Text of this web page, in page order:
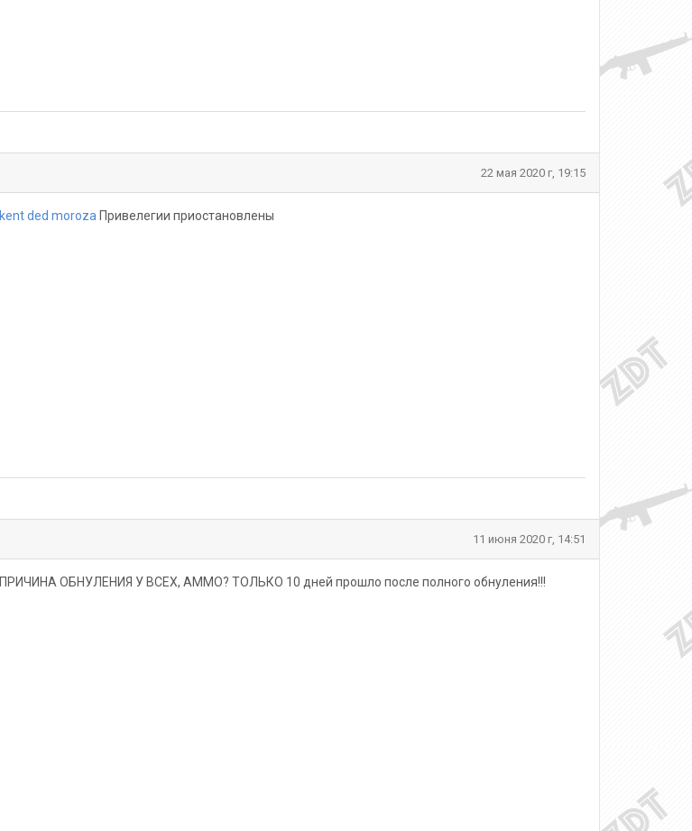
22 мая 2020 г, 19:15
kent ded moroza Привелегии приостановлены
11 июня 2020 г, 14:51
ПРИЧИНА ОБНУЛЕНИЯ У ВСЕХ, АММО? ТОЛЬКО 10 дней прошло после полного обнуления!!!